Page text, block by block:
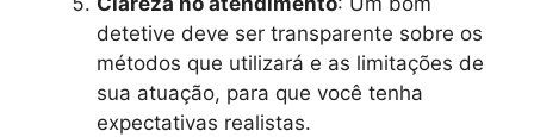
detetive deve ser transparente sobre os
métodos que utilizará e as limitações de
sua atuação, para que você tenha
expectativas realistas.